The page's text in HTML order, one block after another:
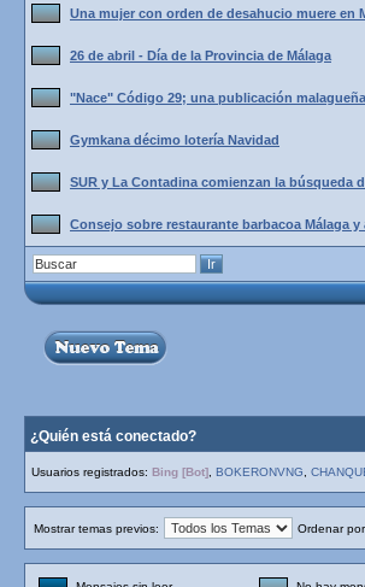
Una mujer con orden de desahucio muere en
26 de abril - Día de la Provincia de Málaga
"Nace" Código 29; una publicación malagueña
Gymkana décimo lotería Navidad
SUR y La Contadina comienzan la búsqueda
Consejo sobre restaurante barbacoa Málaga y
¿Quién está conectado?
Usuarios registrados: Bing [Bot] BOKERONVNG
Mostrar temas previos: Ordenar por